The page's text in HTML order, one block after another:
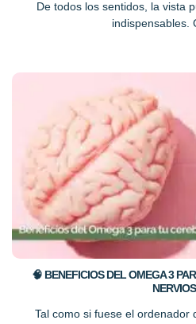
De todos los sentidos, la vista
indispensables.
🧠 BENEFICIOS DEL OMEGA 3
Tal como si fuese el ordenador